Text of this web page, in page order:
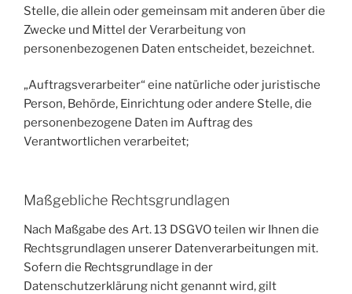
Stelle, die allein oder gemeinsam mit anderen über die
Zwecke und Mittel der Verarbeitung von
personenbezogenen Daten entscheidet, bezeichnet.
„Auftragsverarbeiter“ eine natürliche oder juristische
Person, Behörde, Einrichtung oder andere Stelle, die
personenbezogene Daten im Auftrag des
Verantwortlichen verarbeitet;
Maßgebliche Rechtsgrundlagen
Nach Maßgabe des Art. 13 DSGVO teilen wir Ihnen die
Rechtsgrundlagen unserer Datenverarbeitungen mit.
Sofern die Rechtsgrundlage in der
Datenschutzerklärung nicht genannt wird, gilt